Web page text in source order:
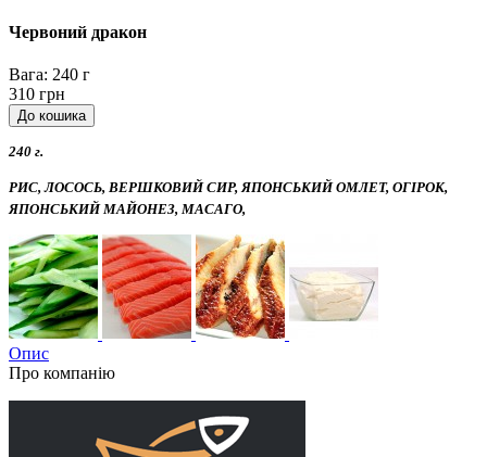
Червоний дракон
Вага: 240 г
310 грн
240 г.
РИС, ЛОСОСЬ, ВЕРШКОВИЙ СИР, ЯПОНСЬКИЙ ОМЛЕТ, ОГІРОК,
ЯПОНСЬКИЙ МАЙОНЕЗ, МАСАГО,
Опис
Про компанію